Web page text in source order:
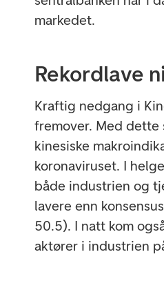
markedet.
Rekordlave
Kraftig nedgang i
fremover. Med dette
kinesiske
koronaviruset. I
både industrien og
lavere enn
50.5). I natt kom
aktører i industrien